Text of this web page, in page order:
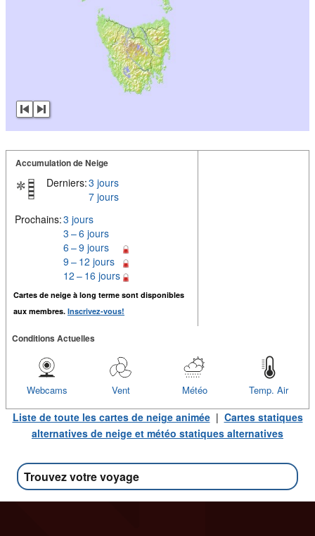
Accumulation de Neige
Derniers:3 jours
7 jours
Prochains:3 jours
3 – 6 jours
6 – 9 jours
9 – 12 jours
12 – 16 jours
Cartes de neige à long terme sont disponibles
aux membres. Inscrivez-vous!
Conditions Actuelles
Temp. Air
Météo
Vent
Webcams
Liste de toute les cartes de neige animée| Cartes statiques
alternatives de neige et météo statiques alternatives
Trouvez votre voyage